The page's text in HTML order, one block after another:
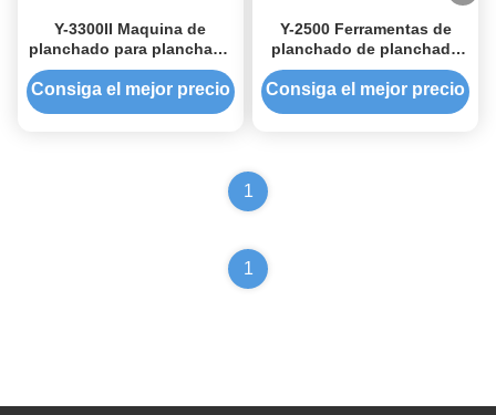
Y-3300II Maquina de
planchado para planchado
industrial
Consiga el mejor precio
Y-2500 Ferramentas de
planchado de planchado
de trabajo comercial
Consiga el mejor precio
1
1